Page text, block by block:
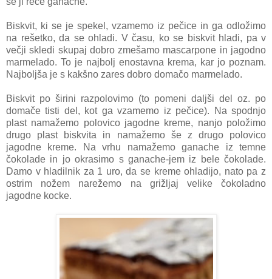
Biskvit, ki se je spekel, vzamemo iz pečice in ga odložimo
na rešetko, da se ohladi. V času, ko se biskvit hladi, pa v
večji skledi skupaj dobro zmešamo mascarpone in jagodno
marmelado. To je najbolj enostavna krema, kar jo poznam.
Najboljša je s kakšno zares dobro domačo marmelado.
Biskvit po širini razpolovimo (to pomeni daljši del oz. po
domače tisti del, kot ga vzamemo iz pečice). Na spodnjo
plast namažemo polovico jagodne kreme, nanjo položimo
drugo plast biskvita in namažemo še z drugo polovico
jagodne kreme. Na vrhu namažemo ganache iz temne
čokolade in jo okrasimo s ganache-jem iz bele čokolade.
Damo v hladilnik za 1 uro, da se kreme ohladijo, nato pa z
ostrim nožem narežemo na grižljaj velike čokoladno
jagodne kocke.